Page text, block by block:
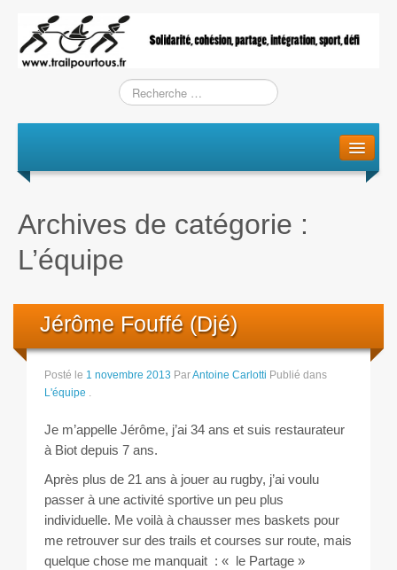
L’Association
L’équipe
Training / Courses
Les courses
Rugby Riviera Fauteuil
On parle de nous
Partenaires & remerciements
Archives de catégorie :
L’équipe
Jérôme Fouffé (Djé)
Posté le 1 novembre 2013 ParAntoine Carlotti Publié dans
L'équipe .
Je m’appelle Jérôme, j’ai 34 ans et suis restaurateur
à Biot depuis 7 ans.
Après plus de 21 ans à jouer au rugby, j’ai voulu
passer à une activité sportive un peu plus
individuelle. Me voilà à chausser mes baskets pour
me retrouver sur des trails et courses sur route, mais
quelque chose me manquait : « le Partage »